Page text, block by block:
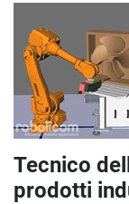
Tecnico
prodotti